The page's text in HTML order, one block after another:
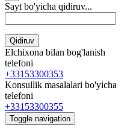
Sayt bo'yicha qidiruv...
Qidiruv
Elchixona bilan bog'lanish
telefoni
+33153300353
Konsullik masalalari bo'yicha
telefoni
+33153300355
Toggle navigation